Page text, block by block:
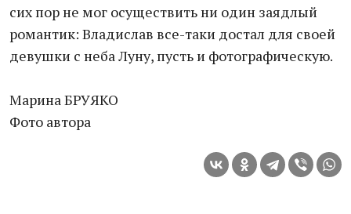
сих пор не мог осуществить ни один заядлый
романтик: Владислав все-таки достал для своей
девушки с неба Луну, пусть и фотографическую.
Марина БРУЯКО
Фото автора